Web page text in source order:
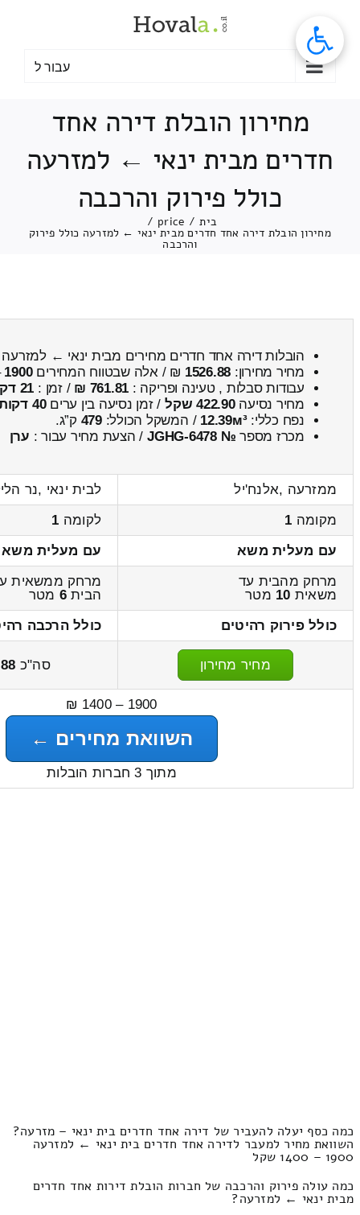
עבור ל
מחירון הובלת דירה אחד
חדרים מבית ינאי ← למזרעה
כולל פירוק והרכבה
בית /
price
/
מחירון הובלת דירה אחד חדרים מבית ינאי ← למזרעה כולל פירוק
והרכבה
הובלות דירה אחד חדרים מחירים מבית ינאי ←
מחיר מחירון: 1526.88 ₪ / אלה שבטווח המחירים1900
עבודות סבלות , טעינה ופריקה : 761.81 ₪ / זמן : 21 דקות 58 שניות
מחיר נסיעה422.90 שקל / זמן נסיעה בין ערים40 דקות
נפח כללי:12.39м³ / המשקל הכולל:479 ק”ג.
מכרז מספר № JGHG-6478 / הצעת מחיר עבור : ערן
ממזרעה ,אלנח'יל
לבית ינאי ,נר
מקומה 1 לקומה 1
עם מעלית משא
עם מעלית משא
מרחק מהבית עד
משאית 10 מטר
מרחק ממשאית
הבית6 מטר
כולל פירוק רהיטים
כולל הרכבה
מחיר מחירון סה"כ
1900 – 1400 ₪
השוואת מחירים ←
מתוך 3 חברות הובלות
כמה כסף יעלה להעביר של דירה אחד חדרים בית ינאי – מזרעה?
השוואת מחיר למעבר לדירה אחד חדרים בית ינאי ← למזרעה
1900 – 1400 שקל
כמה עולה פירוק והרכבה של חברות הובלת דירות אחד חדרים
מבית ינאי ← למזרעה?